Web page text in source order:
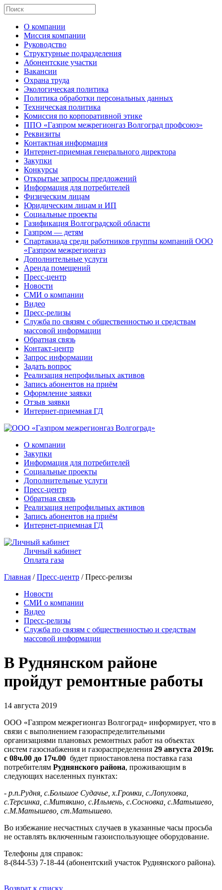
О компании
Миссия компании
Руководство
Структурные подразделения
Абонентские участки
Вакансии
Охрана труда
Экологическая политика
Политика обработки персональных данных
Техническая политика
Комиссия по корпоративной этике
ППО «Газпром межрегионгаз Волгоград профсоюз»
Реквизиты
Контактная информация
Интернет-приемная генерального директора
Закупки
Конкурсы
Открытые запросы предложений
Информация для потребителей
Физическим лицам
Юридическим лицам и ИП
Социальные проекты
Газификация Волгоградской области
Газпром — детям
Спартакиада среди работников группы компаний ООО
«Газпром межрегионгаз
Дополнительные услуги
Аренда помещений
Пресс-центр
Новости
СМИ о компании
Видео
Пресс-релизы
Служба по связям с общественностью и средствам
массовой информации
Обратная связь
Контакт-центр
Запрос информации
Задать вопрос
Реализация непрофильных активов
Запись абонентов на приём
Оформление заявки
Отзыв заявки
Интернет-приемная ГД
О компании
Закупки
Информация для потребителей
Социальные проекты
Дополнительные услуги
Пресс-центр
Обратная связь
Реализация непрофильных активов
Запись абонентов на приём
Интернет-приемная ГД
Личный кабинет
Оплата газа
Главная /Пресс-центр / Пресс-релизы
Новости
СМИ о компании
Видео
Пресс-релизы
Служба по связям с общественностью и средствам
массовой информации
В Руднянском районе
пройдут ремонтные работы
14 августа 2019
ООО «Газпром межрегионгаз Волгоград» информирует, что в
связи с выполнением газораспределительными
организациями плановых ремонтных работ на объектах
систем газоснабжения и газораспределения 29 августа 2019г.
с 08ч.00 до 17ч.00 будет приостановлена поставка газа
потребителям Руднянского района, проживающим в
следующих населенных пунктах:
- р.п.Рудня, с.Большое Судачье, х.Громки, с.Лопуховка,
с.Терсинка, с.Митякино, с.Ильмень, с.Сосновка, с.Матышево,
с.М.Матышево, ст.Матышево.
Во избежание несчастных случаев в указанные часы просьба
не оставлять включенным газоиспользующее оборудование.
Телефоны для справок:
8-(844-53) 7-18-44 (абонентский участок Руднянского района).
Возврат к списку